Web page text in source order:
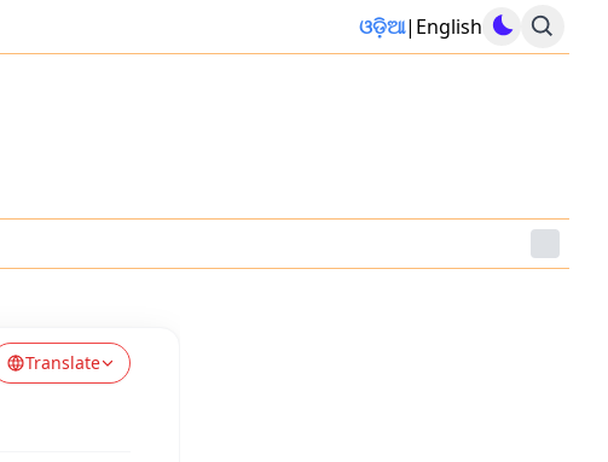
ଓଡ଼ିଆ| English
Translate